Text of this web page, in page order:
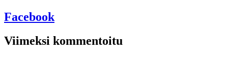
Facebook
Viimeksi kommentoitu